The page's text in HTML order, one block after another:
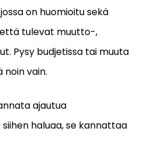
on huomioitu sekä
tulevat muutto-,
Pysy budjetissa tai muuta
vain.
ajautua
haluaa, se kannattaa